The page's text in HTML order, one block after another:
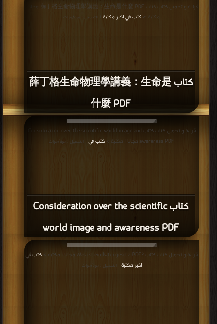
كتاب 薛丁格生命物理學講義：生命是
什麼 PDF
قراءة و تحميل كتاب كتاب 薛丁格生命物理學講義：生命是什麼 PDF مجانا |
مكتبة > كتب في اكبر مكتبة | التحميل : مرة/مرات
كتاب Consideration over the scientific
world image and awareness PDF
قراءة و تحميل كتاب كتاب Consideration over the scientific world image and
awareness PDF مجانا | مكتبة >
كتب في | التحميل : مرة/مرات
قراءة و تحميل كتاب كتاب ?Was ist ein Naturgesetz PDF مجانا | مكتبة >
كتب في
اكبر مكتبة
| التحميل : مرة/مرات